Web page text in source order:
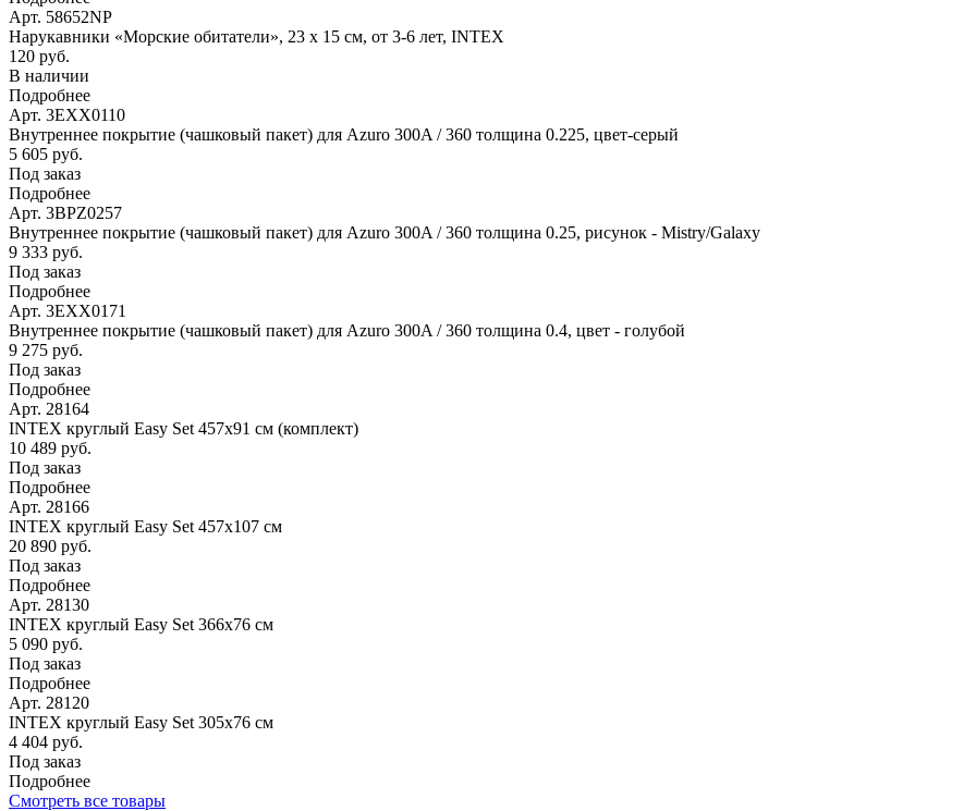
Арт. 58652NP
Нарукавники «Морские обитатели», 23 х 15 см, от 3-6 лет, INTEX
120 руб.
В наличии
Подробнее
Арт. 3EXX0110
Внутреннее покрытие (чашковый пакет) для Azuro 300A / 360 толщина 0.225, цвет-серый
5 605 руб.
Под заказ
Подробнее
Арт. 3BPZ0257
Внутреннее покрытие (чашковый пакет) для Azuro 300A / 360 толщина 0.25, рисунок - Mistry/Galaxy
9 333 руб.
Под заказ
Подробнее
Арт. 3EXX0171
Внутреннее покрытие (чашковый пакет) для Azuro 300A / 360 толщина 0.4, цвет - голубой
9 275 руб.
Под заказ
Подробнее
Арт. 28164
INTEX круглый Easy Set 457х91 см (комплект)
10 489 руб.
Под заказ
Подробнее
Арт. 28166
INTEX круглый Easy Set 457х107 см
20 890 руб.
Под заказ
Подробнее
Арт. 28130
INTEX круглый Easy Set 366х76 см
5 090 руб.
Под заказ
Подробнее
Арт. 28120
INTEX круглый Easy Set 305х76 см
4 404 руб.
Под заказ
Подробнее
Смотреть все товары